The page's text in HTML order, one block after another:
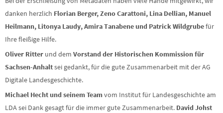
danken herzlich Florian Berger, Zeno Carattoni, Lina Dellian, Manuel
Heilmann, Litonya Laudy, Amira Tanabene und Patrick Wildgrubefür
Ihre fleißige Hilfe.
Oliver Ritter und dem Vorstand der Historischen Kommission für
Sachsen-Anhaltsei gedankt, für die gute Zusammenarbeit mit der AG
Digitale Landesgeschichte.
Michael Hecht und seinem Teamvom Institut für Landesgeschichte am
LDA sei Dank gesagt für die immer gute Zusammenarbeit. David Johst